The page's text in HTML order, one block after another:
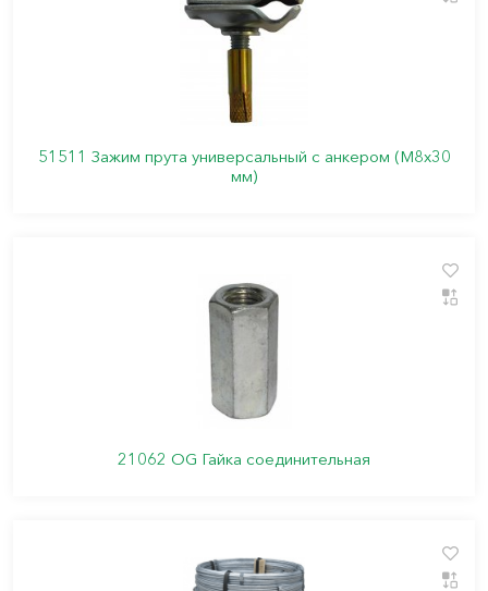
51511 Зажим прута универсальный с анкером (M8x30
мм)
21062 OG Гайка соединительная